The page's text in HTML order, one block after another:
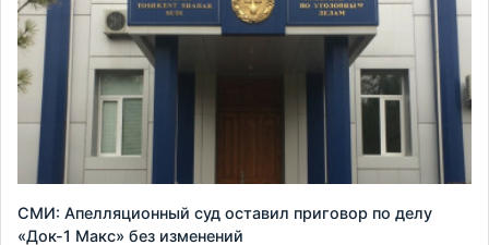
СМИ: Апелляционный суд оставил приговор по делу
«Док-1 Макс» без изменений